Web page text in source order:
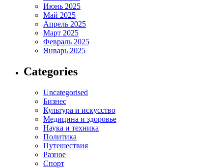
Июнь 2025
Май 2025
Апрель 2025
Март 2025
Февраль 2025
Январь 2025
Categories
Uncategorised
Бизнес
Культура и искусство
Медицина и здоровье
Наука и техника
Политика
Путешествия
Разное
Спорт